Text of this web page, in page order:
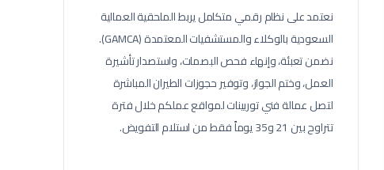
نعتمد على نظام رقمي متكامل يربط الملحقية العمالية
السعودية بالوكلاء والمستشفيات المعتمدة (GAMCA).
نضمن تعبئة، وإنهاء فحص البصمات، واستصدار تأشيرة
العمل، وختم الجواز، وتوفير حجوزات الطيران المباشرة
لتصل عمالةفني توربيناتلمواقع عملكم خلال فترة
تتراوح بين 21 و35 يوماً فقط من استلام التفويض.